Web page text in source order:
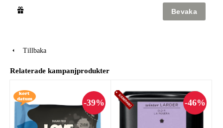
Tillbaka
Relaterade kampanjprodukter